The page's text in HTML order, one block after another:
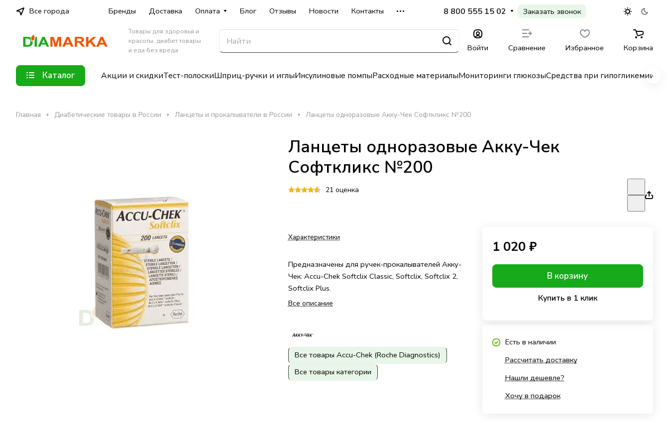
Все города Бренды Доставка Оплата Блог Отзывы Новости Контакты 8 800 555 15 02 Заказать звонок
Товары для здоровья и
красоты, диабет товары
и еда без вреда
Войти Сравнение Избранное Корзина
Каталог Акции и скидкиТест-полоскиШприц-ручки и иглыИнсулиновые помпыРасходные материалыМониторинги глюкозыСредства при гипогликемии
Главная Диабетические товары в России Ланцеты и прокалыватели в России Ланцеты одноразовые Акку-Чек Софткликс №200
Ланцеты одноразовые Акку-Чек
Софткликс №200
21 оценка
Характеристики
Предназначены для ручек-прокалывателей Акку-
Чек: Accu-Chek Softclix Classic, Softclix, Softclix 2,
Softclix Plus.
Все описание
Все товары Accu-Chek (Roche Diagnostics)
Все товары категории
1 020 ₽
В корзину
Купить в 1 клик
Есть в наличии
Рассчитать доставку
Нашли дешевле?
Хочу в подарок